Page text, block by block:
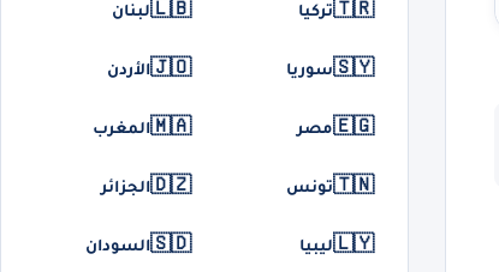
🇹🇷تركيا 🇱🇧لبنان
🇸🇾سوريا 🇯🇴الأردن
🇪🇬مصر 🇲🇦المغرب
🇹🇳تونس 🇩🇿الجزائر
🇱🇾ليبيا 🇸🇩السودان